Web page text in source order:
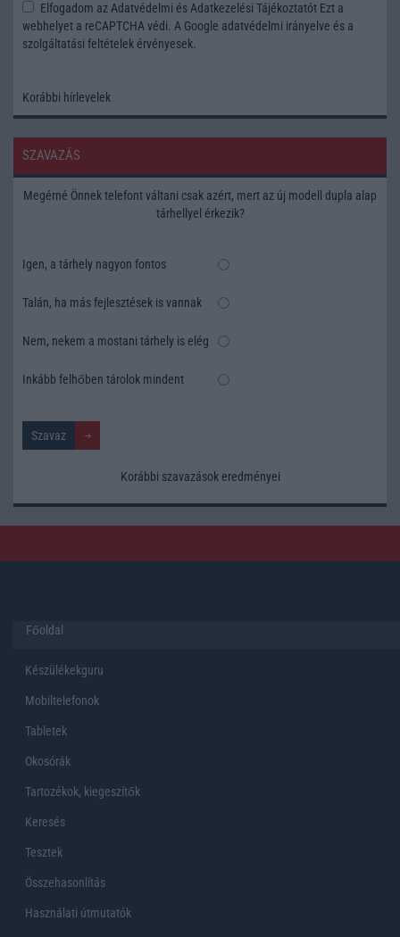
Elfogadom azAdatvédelmi és Adatkezelési Tájékoztatót Ezt a
webhelyet a reCAPTCHA védi. A Google adatvédelmi irányelve és a
szolgáltatási feltételek érvényesek.
Korábbi hírlevelek
SZAVAZÁS
Megérné Önnek telefont váltani csak azért, mert az új modell dupla alap
tárhellyel érkezik?
Igen, a tárhely nagyon fontos
Talán, ha más fejlesztések is vannak
Nem, nekem a mostani tárhely is elég
Inkább felhőben tárolok mindent
Korábbi szavazások eredményei
Főoldal
Készülékekguru
Mobiltelefonok
Tabletek
Okosórák
Tartozékok, kiegeszítők
Keresés
Tesztek
Összehasonlítás
Használati útmutatók